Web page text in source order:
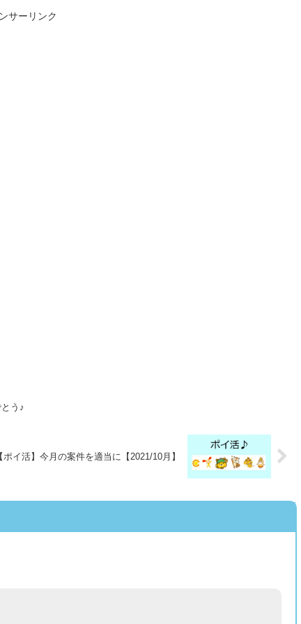
サーリンク
う♪
ポイ活】今月の案件を適当に【2021/10月】